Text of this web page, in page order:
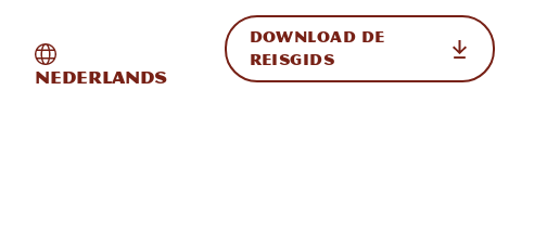
op de site
Internationale weergave in-/uitschakelen
Nederlands
DOWNLOAD DE
REISGIDS